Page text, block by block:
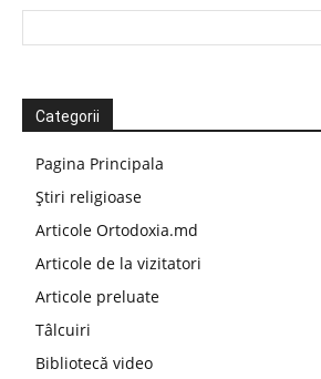
Categorii
Pagina Principala
Știri religioase
Articole Ortodoxia.md
Articole de la vizitatori
Articole preluate
Tâlcuiri
Bibliotecă video